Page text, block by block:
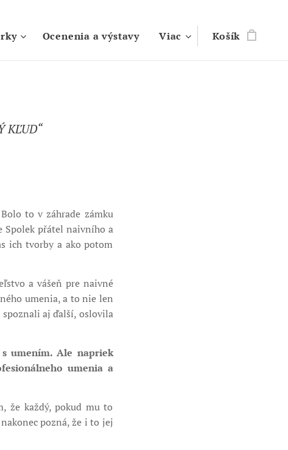
Ocenenia a výstavy Viac Košík
KĽUD“
to v záhrade zámku
Spolek přátel naivního a
ich tvorby a ako potom
a vášeň pre naivné
umenia, a to nie len
spoznali aj ďalší, oslovila
umením. Ale napriek
umenia a
že každý, pokud mu to
pozná, že i to jej